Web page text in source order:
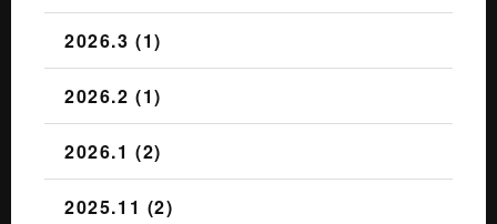
2026.3 (1)
2026.2 (1)
2026.1 (2)
2025.11 (2)